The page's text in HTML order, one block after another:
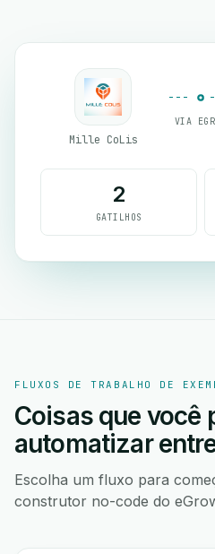
Mille CoLis
VIA
2
GATILHOS
FLUXOS DE TRABALHO DE
Coisas que você
automatizar
Escolha um fluxo para
construtor no-code do